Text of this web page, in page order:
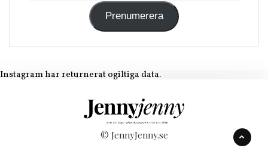
Prenumerera
Instagram har returnerat ogiltiga data.
© JennyJenny.se